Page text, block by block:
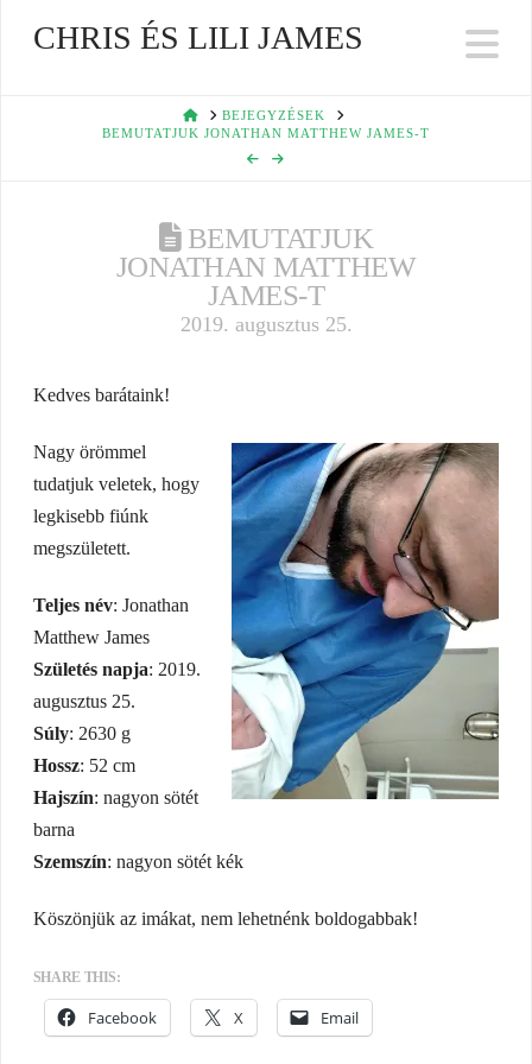
CHRIS ÉS LILI JAMES
HOMEBEJEGYZÉSEK
BEMUTATJUK JONATHAN MATTHEW JAMES-T
BEMUTATJUK
JONATHAN MATTHEW
JAMES-T
2019. augusztus 25.
Kedves barátaink!
Nagy örömmel
tudatjuk veletek, hogy
legkisebb fiúnk
megszületett.
Teljes név: Jonathan
Matthew James
Születés napja: 2019.
augusztus 25.
Súly: 2630 g
Hossz: 52 cm
Hajszín: nagyon sötét
barna
Szemszín: nagyon sötét kék
Köszönjük az imákat, nem lehetnénk boldogabbak!
SHARE THIS:
Facebook X Email